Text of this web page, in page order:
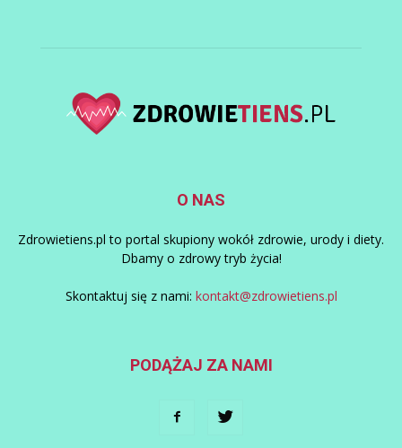
O NAS
Zdrowietiens.pl to portal skupiony wokół zdrowie, urody i diety.
Dbamy o zdrowy tryb życia!
Skontaktuj się z nami: kontakt@zdrowietiens.pl
PODĄŻAJ ZA NAMI